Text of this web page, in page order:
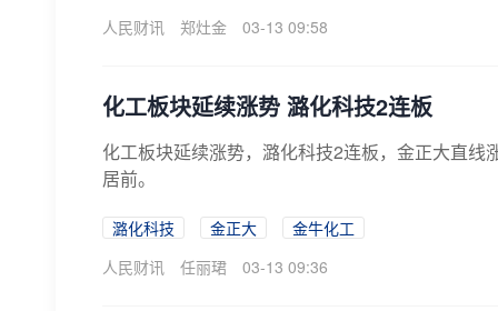
人民财讯
郑灶金 03-13 09:58
化工板块延续涨势 潞化科技2连板
化工板块延续涨势，潞化科技2连板，金正大直
居前。
潞化科技 金正大
金牛化工
人民财讯
任丽珺 03-13 09:36